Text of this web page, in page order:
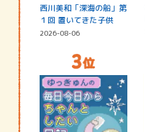
西川美和「深海の船」第
１回 置いてきた子供
2026-08-06